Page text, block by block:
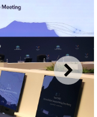
下一